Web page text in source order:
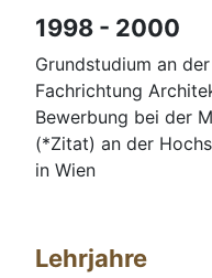
1998 - 2000
Grundstudium an
Fachrichtung
Bewerbung bei der
(*Zitat) an der
in Wien
Lehrjahre